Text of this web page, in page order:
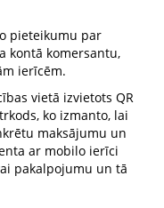
pieteikumu par
kontā komersantu,
ierīcēm.
vietā izvietots QR
ko izmanto, lai
maksājumu un
ar mobilo ierīci
pakalpojumu un tā